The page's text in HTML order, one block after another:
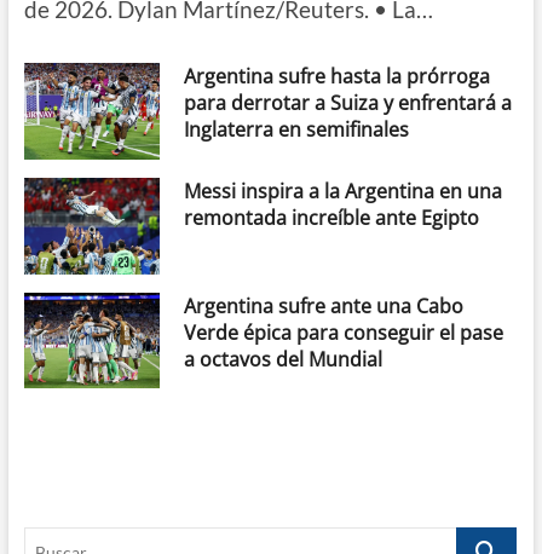
de 2026. Dylan Martínez/Reuters. • La…
Argentina sufre hasta la prórroga
para derrotar a Suiza y enfrentará a
Inglaterra en semifinales
Messi inspira a la Argentina en una
remontada increíble ante Egipto
Argentina sufre ante una Cabo
Verde épica para conseguir el pase
a octavos del Mundial
Buscar